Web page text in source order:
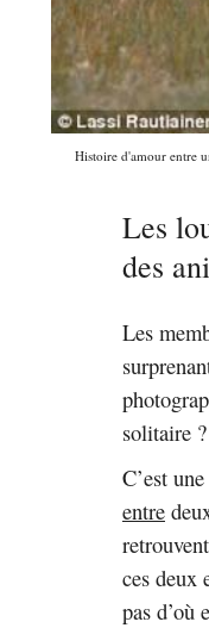
Histoire d'amour entre
Les
des
Les
solitaire
C’est
entre
ces deux
pas d’où